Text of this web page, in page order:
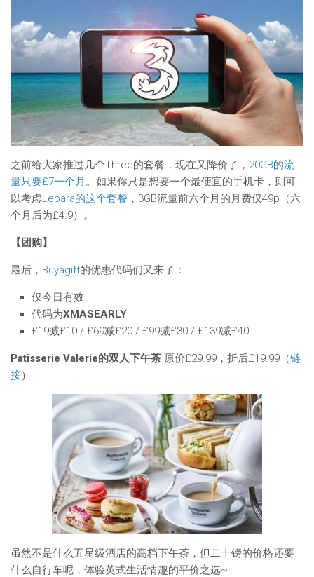
之前给大家推过几个Three的套餐，现在又降价了， 20GB的流
量只要£7一个月 。如果你只是想要一个最便宜的手机卡，则可
以考虑Lebara的这个套餐 ，3GB流量前六个月的月费仅49p（六
个月后为£4.9）。
【团购】
最后， Buyagift的优惠代码们又来了：
仅今日有效
代码为XMASEARLY
£19减£10 / £69减£20 / £99减£30 / £139减£40
Patisserie Valerie的双人下午茶 原价£29.99，折后£19.99（链
接）
虽然不是什么五星级酒店的高档下午茶，但二十镑的价格还要
什么自行车呢，体验英式生活情趣的平价之选~